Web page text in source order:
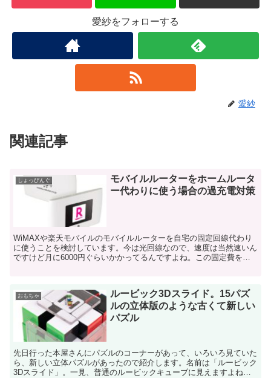
愛紗をフォローする
愛紗
関連記事
しょっぴんぐ
モバイルルーターをホームルータ
ー代わりに使う場合の過充電対策
WiMAXや楽天モバイルのモバイルルーターを自宅の固定回線代わり
に使うことを検討しています。今は光回線なので、速度は当然速いん
ですけど月に6000円ぐらいかかってるんですよね。この固定費をな
おもちゃ
ルービック3Dスライド。15パズ
ルの立体版のような古くて新しい
パズル
先日行った本屋さんにパズルのコーナーがあって、いろいろ見ていた
ら、新しい立体パズルがあったので紹介します。名前は「ルービック
3Dスライド」。一見、普通のルービックキューブに見えますよね。